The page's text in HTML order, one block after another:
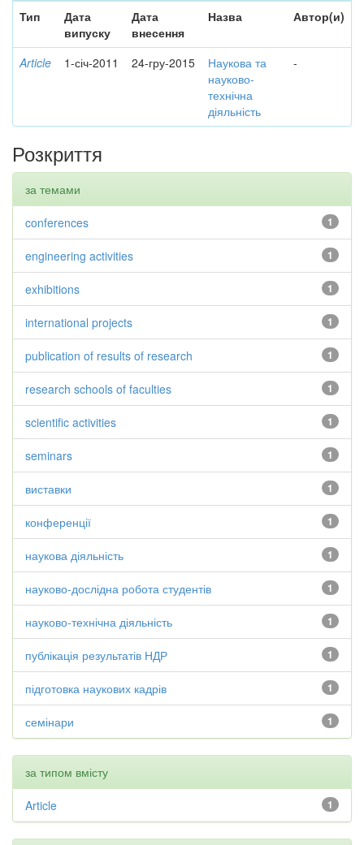
Тип
Дата
випуску
Дата
внесення
Назва Автор(и)
Article 1-січ-2011 24-гру-2015
Наукова та
науково-
технічна
діяльність
-
Розкриття
за темами
1
conferences
1
engineering activities
1
exhibitions
1
international projects
1
publication of results of research
1
research schools of faculties
1
scientific activities
1
seminars
1
виставки
1
конференції
1
наукова діяльність
1
науково-дослідна робота студентів
1
науково-технічна діяльність
1
публікація результатів НДР
1
підготовка наукових кадрів
1
семінари
за типом вмісту
1
Article